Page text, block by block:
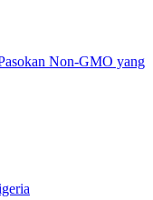
Non-GMO yang